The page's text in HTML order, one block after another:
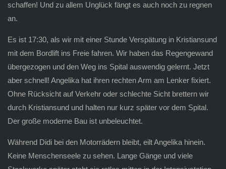
schaffen! Und zu allem Unglück fängt es auch noch zu regnen
an.
Es ist 17:30, als wir mit einer Stunde Verspätung in Kristiansund
mit dem Bordlift ins Freie fahren. Wir haben das Regengewand
übergezogen und den Weg ins Spital auswendig gelernt. Jetzt
aber schnell! Angelika hat ihren rechten Arm am Lenker fixiert.
Ohne Rücksicht auf Verkehr oder schlechte Sicht brettern wir
durch Kristiansund und halten nur kurz später vor dem Spital.
Der große moderne Bau ist unbeleuchtet.
Während Didi bei den Motorrädern bleibt, eilt Angelika hinein.
Keine Menschenseele zu sehen. Lange Gänge und viele